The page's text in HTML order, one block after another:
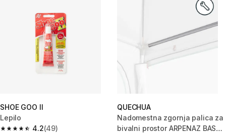
SHOE GOO II
Lepilo
4.2
4.2 od 5 zvezdic from 49 ocene
(49)
QUECHUA
Nadomestna zgornja palica za
bivalni prostor ARPENAZ BASE